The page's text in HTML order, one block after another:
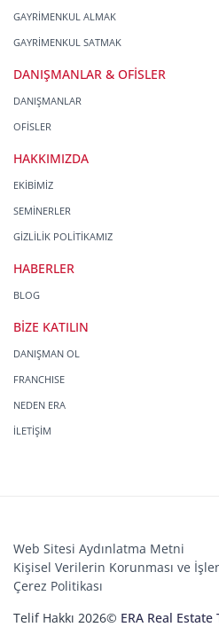
GAYRİMENKUL ALMAK
GAYRİMENKUL SATMAK
DANIŞMANLAR & OFİSLER
DANIŞMANLAR
OFİSLER
HAKKIMIZDA
EKİBİMİZ
SEMİNERLER
GİZLİLİK POLİTİKAMIZ
HABERLER
BLOG
BİZE KATILIN
DANIŞMAN OL
FRANCHISE
NEDEN ERA
İLETİŞİM
Web Sitesi Aydınlatma Metni
Kişisel Verilerin Korunması ve
Çerez Politikası
Telif Hakkı 2026© ERA Real